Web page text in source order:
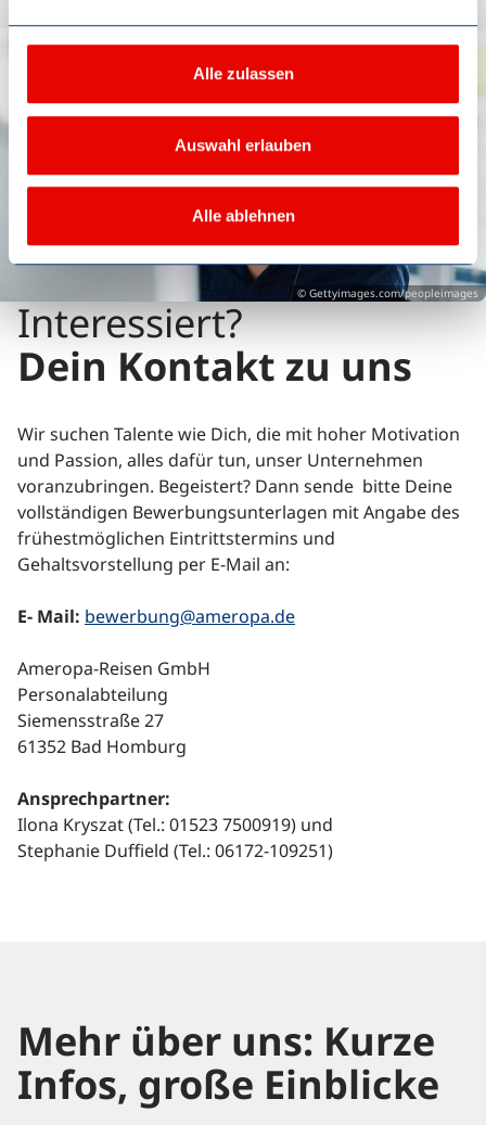
Alle zulassen
Auswahl erlauben
Alle ablehnen
Interessiert?
Dein Kontakt zu uns
Wir suchen Talente wie Dich, die mit hoher Motivation
und Passion, alles dafür tun, unser Unternehmen
voranzubringen. Begeistert? Dann sende bitte Deine
vollständigen Bewerbungsunterlagen mit Angabe des
frühestmöglichen Eintrittstermins und
Gehaltsvorstellung per E-Mail an:
E- Mail: bewerbung@ameropa.de
Ameropa-Reisen GmbH
Personalabteilung
Siemensstraße 27
61352 Bad Homburg
Ansprechpartner:
Ilona Kryszat (Tel.: 01523 7500919) und
Stephanie Duffield (Tel.: 06172-109251)
© Gettyimages.com/peopleimages
Mehr über uns: Kurze
Infos, große Einblicke